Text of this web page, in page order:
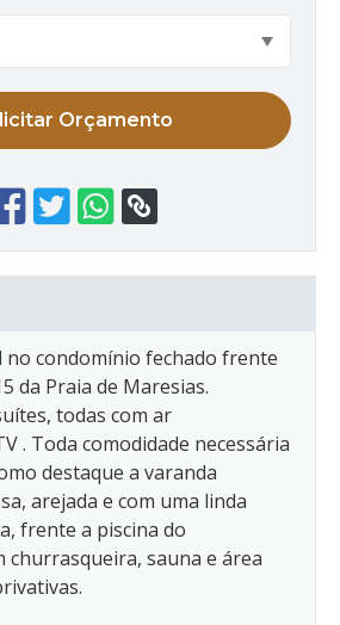
Orçamento
no condomínio fechado frente
da Praia de Maresias.
todas com ar
. Toda comodidade necessária
destaque a varanda
arejada e com uma linda
frente a piscina do
churrasqueira, sauna e área